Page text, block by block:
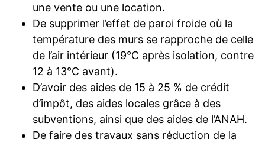
une vente ou une location.
De supprimer l’effet de paroi froide où la
température des murs se rapproche de celle
de l’air intérieur (19°C après isolation, contre
12 à 13°C avant).
D’avoir des aides de 15 à 25 % de crédit
d’impôt, des aides locales grâce à des
subventions, ainsi que des aides de l’ANAH.
De faire des travaux sans réduction de la